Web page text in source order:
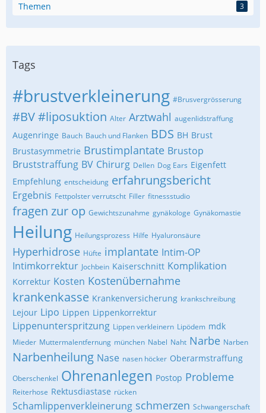
Themen 3
Tags
#brustverkleinerung #Brusvergrösserung
#BV#liposuktion Alter Arztwahl augenlidstraffung
Augenringe Bauch Bauch und Flanken BDS BH Brust
Brustasymmetrie Brustimplantate Brustop
Bruststraffung BV Chirurg Dellen Dog Ears Eigenfett
Empfehlung entscheidung erfahrungsbericht
Ergebnis Fettpolster verrutscht Filler fitnessstudio
fragen zur op Gewichtszunahme gynäkologe Gynäkomastie
Heilung Heilungsprozess Hilfe Hyaluronsäure
Hyperhidrose Hüfte implantate Intim-OP
Intimkorrektur Jochbein Kaiserschnitt Komplikation
Korrektur Kosten Kostenübernahme
krankenkasse Krankenversicherung krankschreibung
Lejour Lipo Lippen Lippenkorrektur
Lippenunterspritzung Lippen verkleinern Lipödem mdk
Mieder Muttermalentfernung münchen Nabel Naht Narbe Narben
Narbenheilung Nase nasen höcker Oberarmstraffung
Oberschenkel Ohrenanlegen Postop Probleme
Reiterhose Rektusdiastase rücken
Schamlippenverkleinerung schmerzen Schwangerschaft